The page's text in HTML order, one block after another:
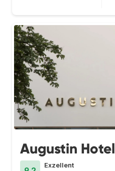
Augustin Hotel
Exzellent